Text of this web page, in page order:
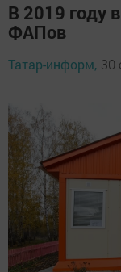
В 2019 году
ФАПов
Татар-информ, 30